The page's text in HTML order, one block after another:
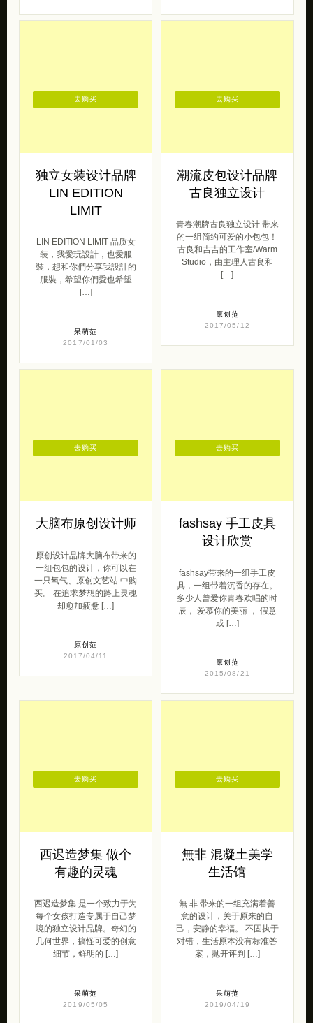
独立女装设计品牌
LIN EDITION
LIMIT
LIN EDITION LIMIT 品质女
装，我愛玩設計，也愛服
裝，想和你們分享我設計的
服裝，希望你們愛也希望
[…]
呆萌范
2017/01/03
去购买
潮流皮包设计品牌
古良独立设计
青春潮牌古良独立设计 带来
的一组简约可爱的小包包！
古良和吉吉的工作室/Warm
Studio，由主理人古良和
[…]
原创范
2017/05/12
去购买
大脑布原创设计师
原创设计品牌大脑布带来的
一组包包的设计，你可以在
一只氧气、原创文艺站 中购
买。 在追求梦想的路上灵魂
却愈加疲惫 […]
原创范
2017/04/11
去购买
fashsay 手工皮具
设计欣赏
fashsay带来的一组手工皮
具，一组带着沉香的存在。
多少人曾爱你青春欢唱的时
辰， 爱慕你的美丽 ， 假意
或 […]
原创范
2015/08/21
去购买
西迟造梦集 做个
有趣的灵魂
西迟造梦集 是一个致力于为
每个女孩打造专属于自己梦
境的独立设计品牌。奇幻的
几何世界，搞怪可爱的创意
细节，鲜明的 […]
呆萌范
2019/05/05
去购买
無非 混凝土美学
生活馆
無 非 带来的一组充满着善
意的设计，关于原来的自
己，安静的幸福。 不固执于
对错，生活原本没有标准答
案，抛开评判 […]
呆萌范
2019/04/19
去购买